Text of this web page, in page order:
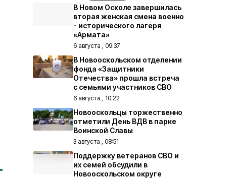
В Новом Осколе завершилась
вторая женская смена военно
- исторического лагеря
«Армата»
6 августа , 09:37
В Новооскольском отделении
фонда «Защитники
Отечества» прошла встреча
с семьями участников СВО
6 августа , 10:22
Новооскольцы торжественно
отметили День ВДВ в парке
Воинской Славы
3 августа , 08:51
Поддержку ветеранов СВО и
их семей обсудили в
Новооскольском округе